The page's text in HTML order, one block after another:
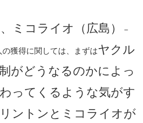
ミコライオ（広島） －
獲得に関しては、まずはヤクル
がどうなるのかによっ
ってくるような気がす
ントンとミコライオが